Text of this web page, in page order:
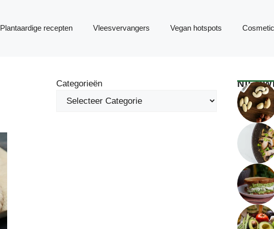
Plantaardige recepten Vleesvervangers Vegan hotspots
Categorieën